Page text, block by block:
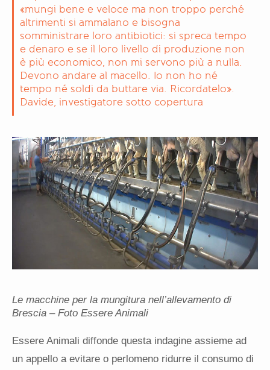
«mungi bene e veloce ma non troppo perché
altrimenti si ammalano e bisogna
somministrare loro antibiotici: si spreca tempo
e denaro e se il loro livello di produzione non
è più economico, non mi servono più a nulla.
Devono andare al macello. Io non ho né
tempo né soldi da buttare via. Ricordatelo».
Davide, investigatore sotto copertura
Le macchine per la mungitura nell’allevamento di
Brescia – Foto Essere Animali
Essere Animali diffonde questa indagine assieme ad
un appello a evitare o perlomeno ridurre il consumo di